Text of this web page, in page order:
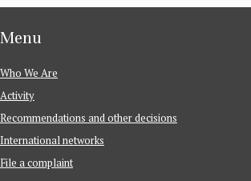
Menu
Who We Are
Activity
Recommendations and other decisions
International networks
File a complaint